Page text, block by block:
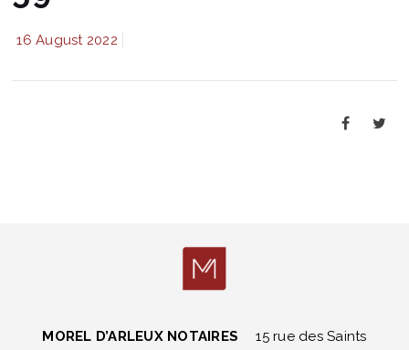
16 August 2022
MOREL D’ARLEUX NOTAIRES
15 rue des Saints